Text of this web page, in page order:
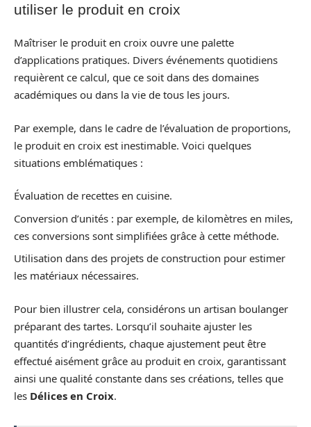
utiliser le produit en croix
Maîtriser le produit en croix ouvre une palette
d’applications pratiques. Divers événements quotidiens
requièrent ce calcul, que ce soit dans des domaines
académiques ou dans la vie de tous les jours.
Par exemple, dans le cadre de l’évaluation de proportions,
le produit en croix est inestimable. Voici quelques
situations emblématiques :
Évaluation de recettes en cuisine.
Conversion d’unités : par exemple, de kilomètres en miles,
ces conversions sont simplifiées grâce à cette méthode.
Utilisation dans des projets de construction pour estimer
les matériaux nécessaires.
Pour bien illustrer cela, considérons un artisan boulanger
préparant des tartes. Lorsqu’il souhaite ajuster les
quantités d’ingrédients, chaque ajustement peut être
effectué aisément grâce au produit en croix, garantissant
ainsi une qualité constante dans ses créations, telles que
les Délices en Croix.